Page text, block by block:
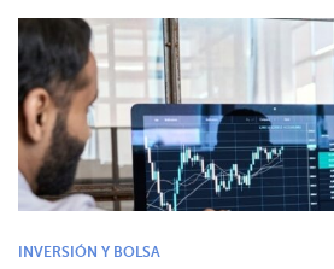
INVERSIÓN Y BOLSA